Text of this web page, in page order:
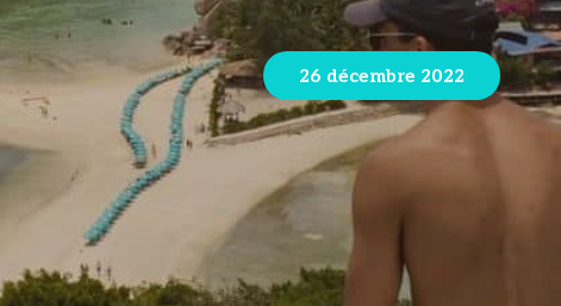
26 décembre 2022